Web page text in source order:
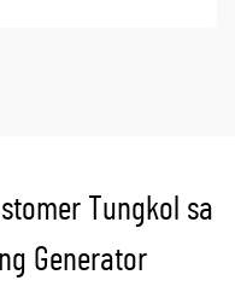
Tungkol sa
Generator